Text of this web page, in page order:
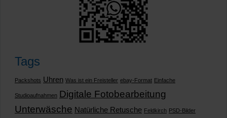
Tags
Packshots Uhren Was ist ein Freisteller ebay-Format Einfache
Studioaufnahmen Digitale Fotobearbeitung
Unterwäsche Natürliche Retusche Feldkirch PSD-Bilder